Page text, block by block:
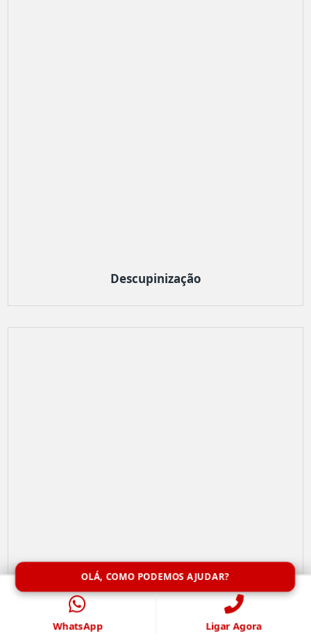
Descupinização
Limpeza de Caixa de Água
OLÁ, COMO PODEMOS AJUDAR?
WhatsApp Ligar Agora